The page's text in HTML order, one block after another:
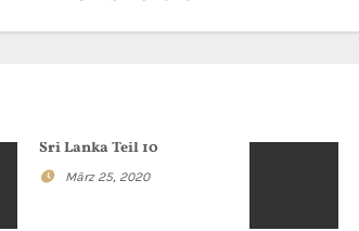
Sri Lanka Teil 10
März 25, 2020